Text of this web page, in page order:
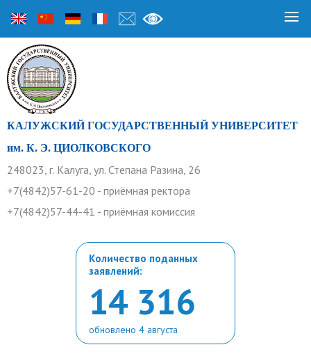
КАЛУЖСКИЙ ГОСУДАРСТВЕННЫЙ УНИВЕРСИТЕТ
им. К. Э. ЦИОЛКОВСКОГО
248023, г. Калуга, ул. Степана Разина, 26
+7(4842)57-61-20 - приёмная ректора
+7(4842)57-44-41 - приёмная комиссия
Количество поданных
заявлений:
14 316
обновлено 4 августа